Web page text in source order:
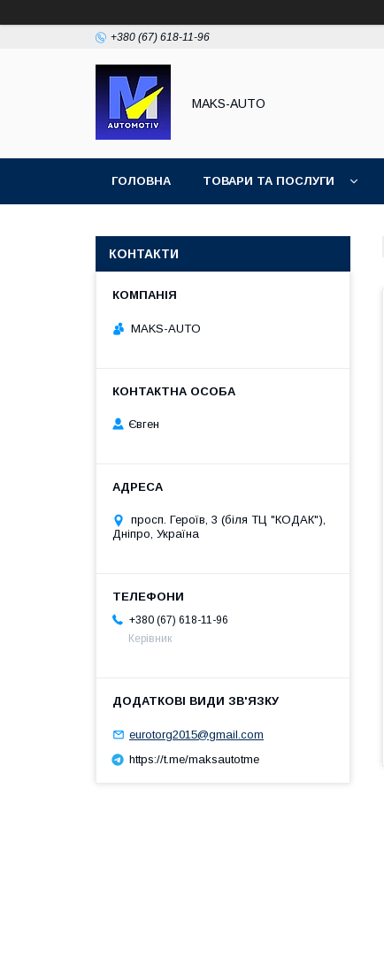
+380 (67) 618-11-96
MAKS-AUTO
ГОЛОВНА ТОВАРИ ТА ПОСЛУГИ
КОНТАКТИ
MAKS-AUTO
Євген
просп. Героїв, 3 (біля ТЦ "КОДАК"),
Дніпро, Україна
+380 (67) 618-11-96
Керівник
eurotorg2015@gmail.com
https://t.me/maksautotme